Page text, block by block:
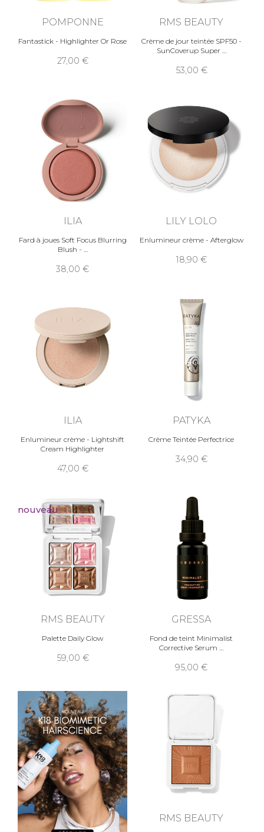
POMPONNE
Fantastick - Highlighter Or Rose
27,00
RMS BEAUTY
Crème de jour teintée SPF50 -
SunCoverup Super
53,00
ILIA
Fard à joues Soft Focus Blurring
Blush -
38,00
LILY LOLO
Enlumineur crème - Afterglow
18,90
ILIA
Enlumineur crème - Lightshift
Cream Highlighter
47,00
PATYKA
Crème Teintée Perfectrice
34,90
nouveau
RMS BEAUTY
Palette Daily Glow
59,00
GRESSA
Fond de teint Minimalist
Corrective Serum
95,00
RMS BEAUTY